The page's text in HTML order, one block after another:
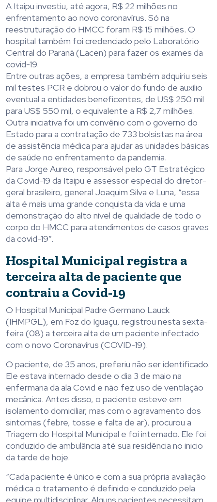
A Itaipu investiu, até agora, R$ 22 milhões no
enfrentamento ao novo coronavírus. Só na
reestruturação do HMCC foram R$ 15 milhões. O
hospital também foi credenciado pelo Laboratório
Central do Paraná (Lacen) para fazer os exames da
covid-19.
Entre outras ações, a empresa também adquiriu seis
mil testes PCR e dobrou o valor do fundo de auxílio
eventual a entidades beneficentes, de US$ 250 mil
para US$ 550 mil, o equivalente a R$ 2,7 milhões.
Outra iniciativa foi um convênio com o governo do
Estado para a contratação de 733 bolsistas na área
de assistência médica para ajudar as unidades básicas
de saúde no enfrentamento da pandemia.
Para Jorge Aureo, responsável pelo GT Estratégico
da Covid-19 da Itaipu e assessor especial do diretor-
geral brasileiro, general Joaquim Silva e Luna, “essa
alta é mais uma grande conquista da vida e uma
demonstração do alto nível de qualidade de todo o
corpo do HMCC para atendimentos de casos graves
da covid-19”.
Hospital Municipal registra a
terceira alta de paciente que
contraiu a Covid-19
O Hospital Municipal Padre Germano Lauck
(IHMPGL), em Foz do Iguaçu, registrou nesta sexta-
feira (08) a terceira alta de um paciente infectado
com o novo Coronavírus (COVID-19).
O paciente, de 35 anos, preferiu não ser identificado.
Ele estava internado desde o dia 3 de maio na
enfermaria da ala Covid e não fez uso de ventilação
mecânica. Antes disso, o paciente esteve em
isolamento domiciliar, mas com o agravamento dos
sintomas (febre, tosse e falta de ar), procurou a
Triagem do Hospital Municipal e foi internado. Ele foi
conduzido de ambulância até sua residência no inicio
da tarde de hoje.
“Cada paciente é único e com a sua própria avaliação
médica o tratamento é definido e conduzido pela